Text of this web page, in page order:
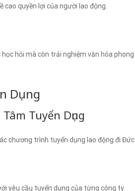
quyền lợi của người lao động.
hỏi mà còn trải nghiệm văn hóa phong
Dụng
Tuyển Dụng
chương trình tuyển dụng lao động đi Đức.
yêu cầu tuyển dụng của từng công ty.